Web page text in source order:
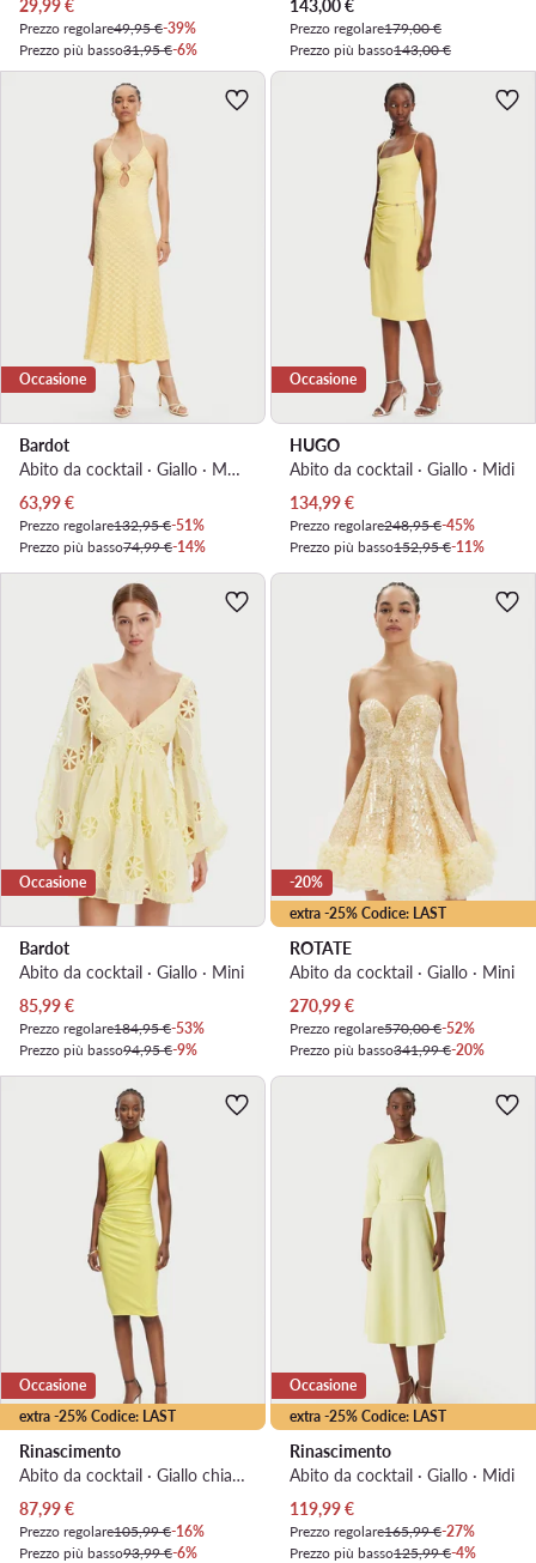
29,99€
Prezzo regolare49,95 €-39%
Prezzo più basso31,95 €-6%
143,00€
Prezzo regolare179,00 €
Prezzo più basso143,00 €
Occasione
Bardot
Abito da cocktail · Giallo · Maxi
Prezzo attuale
63,99€
Prezzo regolare132,95 €-51%
Prezzo più basso74,99 €-14%
Occasione
HUGO
Abito da cocktail · Giallo · Midi
Prezzo attuale
134,99€
Prezzo regolare248,95 €-45%
Prezzo più basso152,95 €-11%
Occasione
Bardot
Abito da cocktail · Giallo · Mini
Prezzo attuale
85,99€
Prezzo regolare184,95 €-53%
Prezzo più basso94,95 €-9%
extra -25% Codice: LAST
-20%
ROTATE
Abito da cocktail · Giallo · Mini
Prezzo attuale
270,99€
Prezzo regolare570,00 €-52%
Prezzo più basso341,99 €-20%
extra -25% Codice: LAST
Occasione
Rinascimento
Abito da cocktail · Giallo chiaro · Midi
Prezzo attuale
87,99€
Prezzo regolare105,99 €-16%
Prezzo più basso93,99 €-6%
extra -25% Codice: LAST
Occasione
Rinascimento
Abito da cocktail · Giallo · Midi
Prezzo attuale
119,99€
Prezzo regolare165,99 €-27%
Prezzo più basso125,99 €-4%